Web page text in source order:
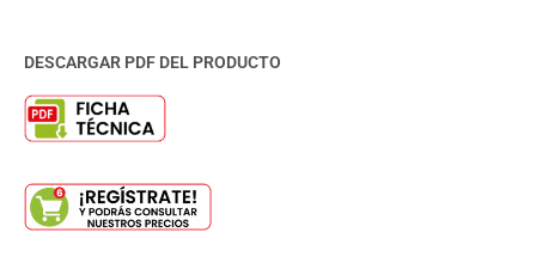
DESCARGAR PDF DEL PRODUCTO